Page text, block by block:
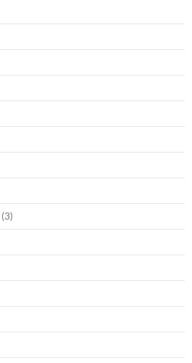
(3)